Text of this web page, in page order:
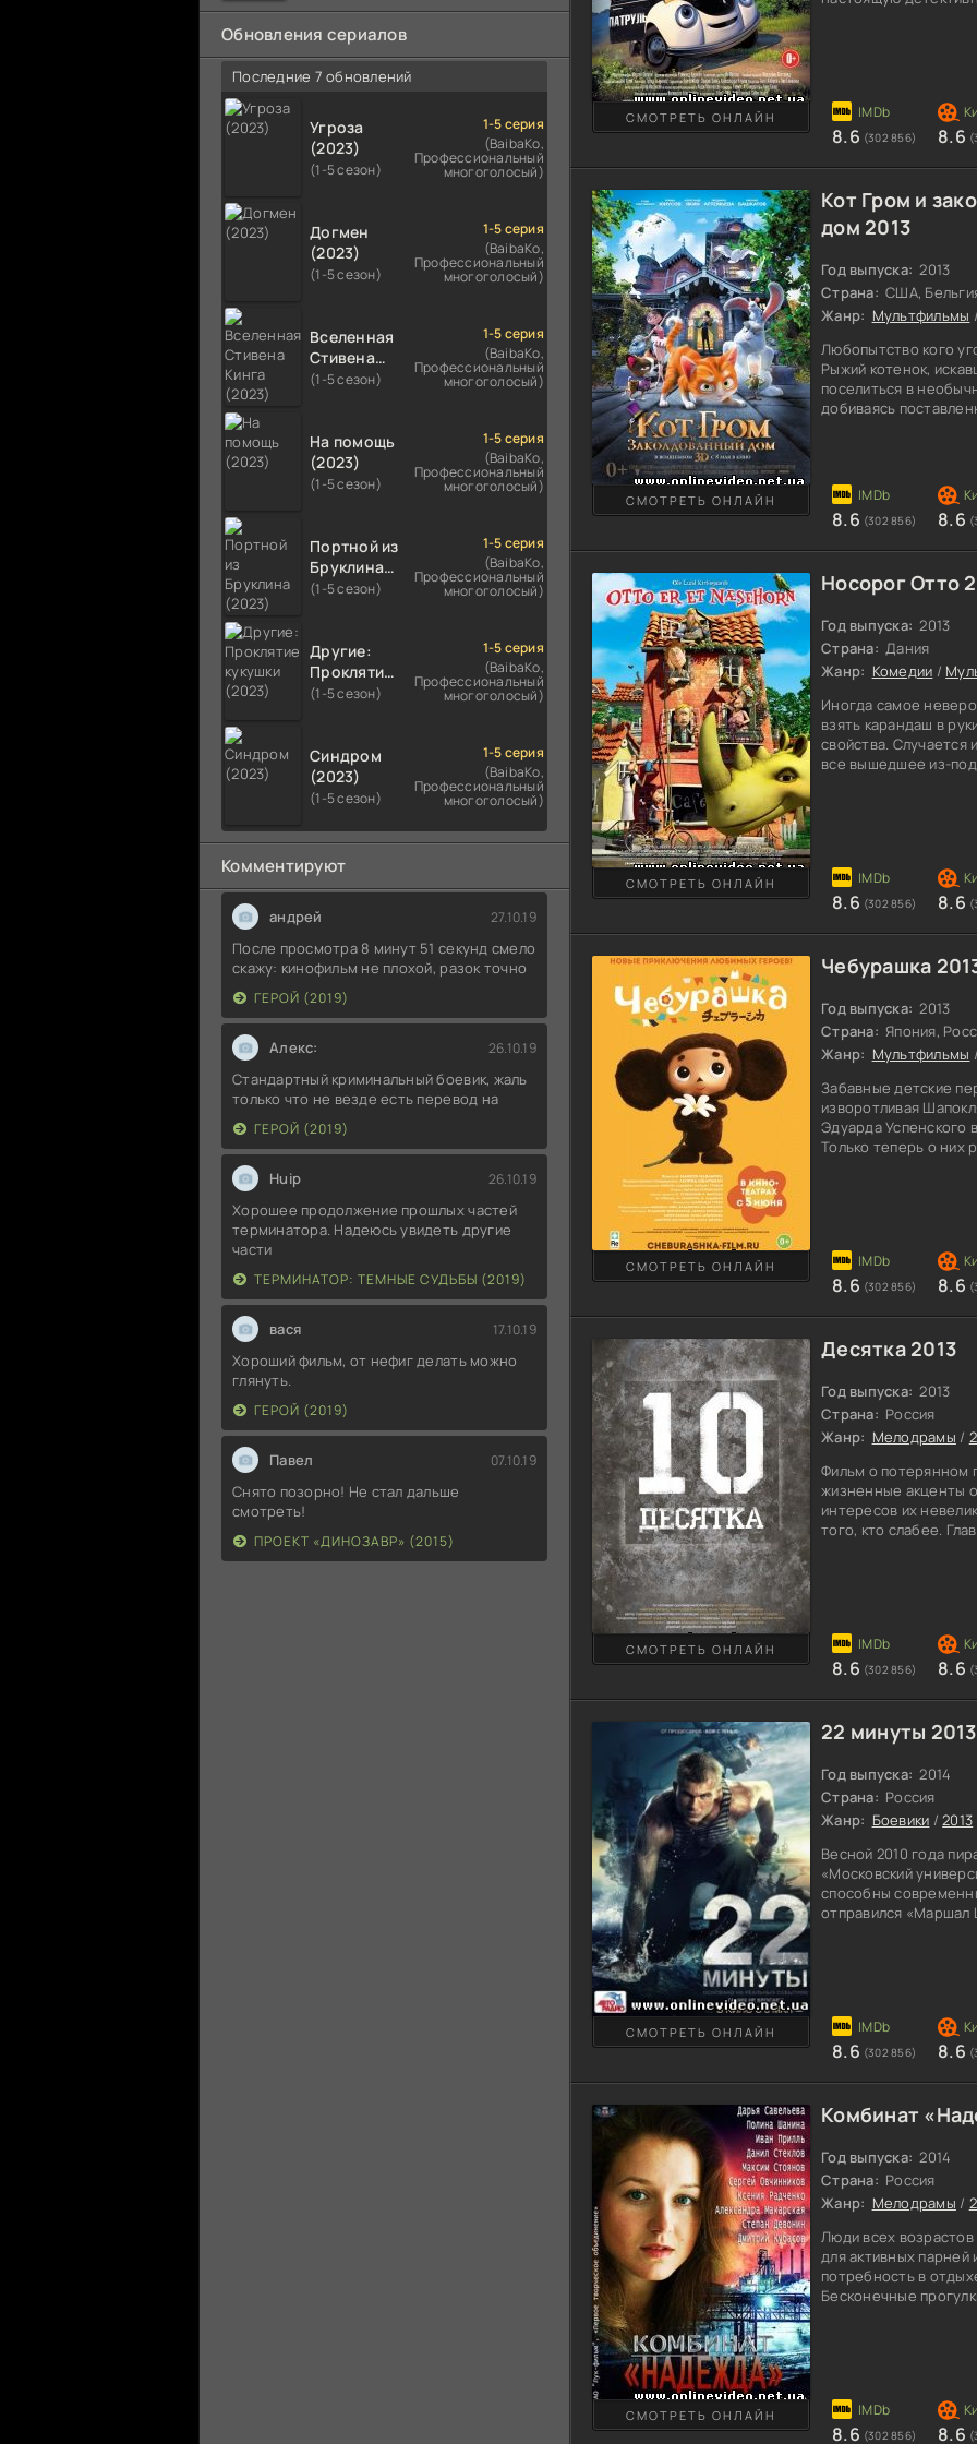
намного
Обновления сериалов
Последние 7 обновлений
Угроза
(2023)
(1-5 сезон)
1-5 серия
(BaibaKo,
Профессиональный
многоголосый)
Догмен
(2023)
(1-5 сезон)
1-5 серия
(BaibaKo,
Профессиональный
многоголосый)
Вселенная
Стивена
Кинга
(1-5 сезон)
1-5 серия
(BaibaKo,
Профессиональный
многоголосый)
На помощь
(2023)
(1-5 сезон)
1-5 серия
(BaibaKo,
Профессиональный
многоголосый)
Портной из
Бруклина
(2023)
(1-5 сезон)
1-5 серия
(BaibaKo,
Профессиональный
многоголосый)
Другие:
Проклятие
кукушки
(1-5 сезон)
1-5 серия
(BaibaKo,
Профессиональный
многоголосый)
Синдром
(2023)
(1-5 сезон)
1-5 серия
(BaibaKo,
Профессиональный
многоголосый)
Комментируют
андрей 27.10.19
После просмотра 8 минут 51 секунд смело
скажу: кинофильм не плохой, разок точно
ГЕРОЙ (2019)
Алекс: 26.10.19
Стандартный криминальный боевик, жаль
только что не везде есть перевод на
ГЕРОЙ (2019)
Huip 26.10.19
Хорошее продолжение прошлых частей
терминатора. Надеюсь увидеть другие
части
ТЕРМИНАТОР: ТЕМНЫЕ СУДЬБЫ (2019)
вася 17.10.19
Хороший фильм, от нефиг делать можно
глянуть.
ГЕРОЙ (2019)
Павел 07.10.19
Снято позорно! Не стал дальше
смотреть!
ПРОЕКТ «ДИНОЗАВР» (2015)
обнаруживают
вариантов
СМОТРЕТЬ ОНЛАЙН
8.6 (302 856) 8.6
Кот Гром и
дом 2013
Год выпуска: 2013
Страна: США,
Жанр: Мультфильмы
Любопытство кого
Рыжий котенок,
поселиться в
добиваясь
свои секреты под
такого ловкача,
здесь есть
СМОТРЕТЬ ОНЛАЙН
8.6 (302 856) 8.6
Носорог Отто
Год выпуска: 2013
Страна: Дания
Жанр: Комедии /
Иногда самое
взять карандаш в
свойства. Случается
все вышедшее из-
доказательств, что
СМОТРЕТЬ ОНЛАЙН
8.6 (302 856) 8.6
Чебурашка
Год выпуска: 2013
Страна: Япония,
Жанр: Мультфильмы
Забавные детские
изворотливая
Эдуарда Успенского
Только теперь о них
протягивают руку
СМОТРЕТЬ ОНЛАЙН
8.6 (302 856) 8.6
Десятка 2013
Год выпуска: 2013
Страна: Россия
Жанр: Мелодрамы /
Фильм о потерянном
жизненные акценты
интересов их
того, кто слабее.
обещает открыть
СМОТРЕТЬ ОНЛАЙН
8.6 (302 856) 8.6
22 минуты 2013
Год выпуска: 2014
Страна: Россия
Жанр: Боевики /2013
Весной 2010 года
«Московский
способны
отправился
сообщил о захвате
СМОТРЕТЬ ОНЛАЙН
8.6 (302 856) 8.6
Комбинат
Год выпуска: 2014
Страна: Россия
Жанр: Мелодрамы /
Люди всех
для активных
потребность в
Бесконечные
ноги. Печаль да и
СМОТРЕТЬ ОНЛАЙН
8.6 (302 856) 8.6